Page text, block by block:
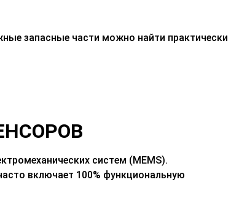
запасные части можно найти практически
систем (MEMS).
включает 100% функциональную